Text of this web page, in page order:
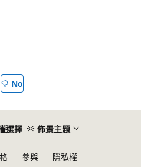
No
選擇 佈景主題
參與
隱私權